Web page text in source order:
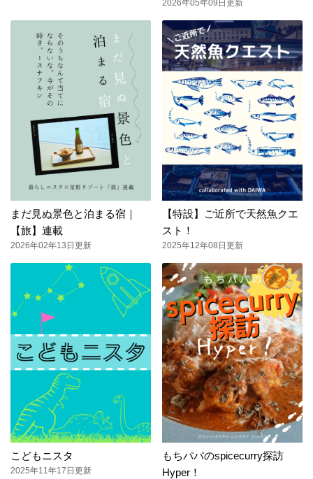
2026年05年09日更新
まだ見ぬ景色と泊まる宿｜
【旅】連載
2026年02年13日更新
【特設】ご近所で天然魚クエ
スト！
2025年12年08日更新
こどもニスタ
2025年11年17日更新
もちパパのspicecurry探訪
Hyper！